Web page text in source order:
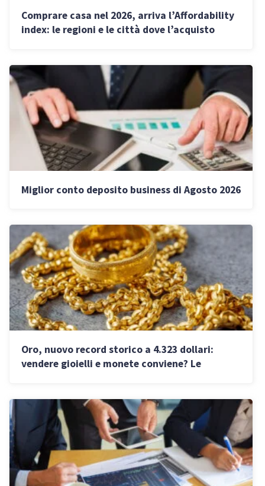
Comprare casa nel 2026, arriva l’Affordability
index: le regioni e le città dove l’acquisto
Miglior conto deposito business di Agosto 2026
Oro, nuovo record storico a 4.323 dollari:
vendere gioielli e monete conviene? Le